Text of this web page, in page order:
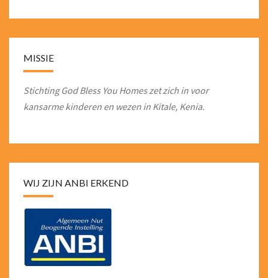
MISSIE
Stichting God Bless You Homes zet zich in voor
kansarme kinderen en wezen in Kitale, Kenia.
WIJ ZIJN ANBI ERKEND